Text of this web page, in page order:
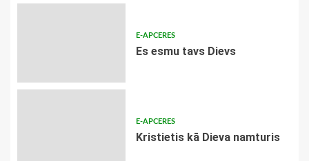
E-APCERES
Es esmu tavs Dievs
E-APCERES
Kristietis kā Dieva namturis